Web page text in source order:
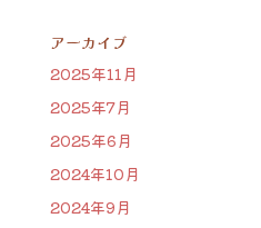
アーカイブ
2025年11月
2025年7月
2025年6月
2024年10月
2024年9月